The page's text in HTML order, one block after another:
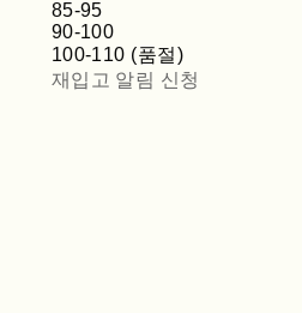
85-95
90-100
100-110 (품절)
재입고 알림 신청